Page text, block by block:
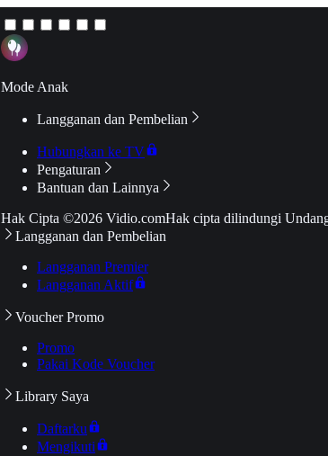
Mode Anak
Langganan dan Pembelian
Hubungkan ke TV
Pengaturan
Bantuan dan Lainnya
Hak Cipta ©2026 Vidio.comHak cipta dilindungi
Langganan dan Pembelian
Langganan Premier
Langganan Aktif
Voucher Promo
Promo
Pakai Kode Voucher
Library Saya
Daftarku
Mengikuti